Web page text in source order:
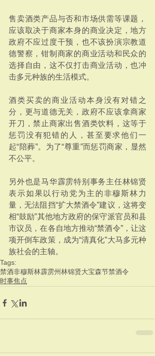
售卖酒类产品与否和市场供需等课题，
应该取决于商家本身的商业决定，地方
政府不应过度干预，也不该扮演宗教道
德警察，钳制商家的商业活动和民众的
选择自由，这不仅打击商业活动，也冲
击多元种族的生活模式。
酒类买卖的商业活动本身没有对错之
分，更与道德无关，政府不应该拿商家
开刀，禁止商家出售酒类饮料，这等于
惩罚没有犯错的人，甚至要求他们一
起“陪葬”。为了“尊重”而惩罚商家，显然
不公平。
另外也是马华霹雳特别事务主任林锦贤
表示如果以行动党为主的非穆斯林力
量，无法阻挡“扩大禁酒令”建议，这将变
相“鼓励”其他地方政府的保守派官员和县
市议员，在各自地方推动“禁酒令”，让这
项开倒车政策，成为“清真化”大马多元种
族社会的主轴。
Tags:
禁酒非穆斯林霹雳州林锦贤大宝森节禁酒令
时事焦点